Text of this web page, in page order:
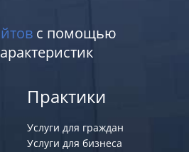
с помощью
Практики
Услуги для граждан
Услуги для бизнеса